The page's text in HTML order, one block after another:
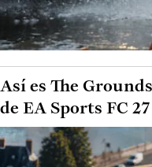
Así es The
de EA Sports FC 27